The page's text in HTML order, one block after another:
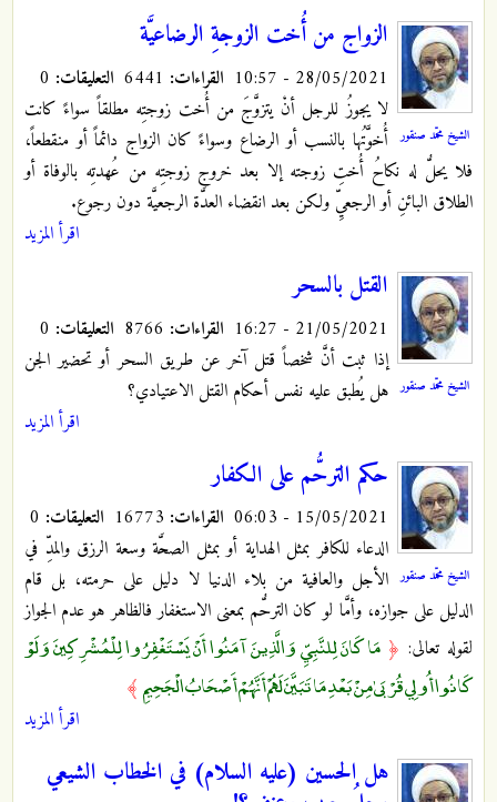
الشيخ محمّد صنقور
الزواج من أُخت الزوجةِ الرضاعيَّة
28/05/2021 - 10:57 القراءات: التعليقات:
لا يجوزُ للرجل أنْ يتزوَّجَ من أُخت زوجتِه مطلقاً سواءً كانت
أُخوَّتُها بالنسب أو الرضاع وسواءً كان الزواج دائماً أو منقطعاً،
فلا يحلُّ له نكاحُ أُختِ زوجته إلا بعد خروج زوجتِه من عُهدتِه بالوفاة أو
الطلاق البائنِ أو الرجعيِّ ولكن بعد انقضاء العدَّة الرجعيَّة دون رجوع.
اقرأ المزيد
الشيخ محمّد صنقور
القتل بالسحر
21/05/2021 - 16:27 القراءات: التعليقات:
إذا ثبت أنَّ شخصاً قتل آخر عن طريق السحر أو تحضير الجن
هل يُطبق عليه نفس أحكام القتل الاعتيادي؟
اقرأ المزيد
الشيخ محمّد صنقور
حكم الترحُّم على الكفار
15/05/2021 - 06:03 القراءات: التعليقات:
الدعاء للكافر بمثل الهداية أو بمثل الصحَّة وسعة الرزق والمدِّ في
الأجل والعافية من بلاء الدنيا لا دليل على حرمته، بل قام
الدليل على جوازه، وأمَّا لو كان الترحُّم بمعنى الاستغفار فالظاهر هو عدم الجواز
لقوله تعالى: ﴿مَا كَانَ لِلنَّبِيِّ وَالَّذِينَ آمَنُوا أَنْ يَسْتَغْفِرُوا لِلْمُشْرِكِينَ وَلَوْ
كَانُوا أُولِي قُرْبَىٰ مِنْ بَعْدِ مَا تَبَيَّنَ لَهُمْ أَنَّهُمْ أَصْحَابُ الْجَحِيمِ ﴾
اقرأ المزيد
هل الحسين (عليه السلام) في الخطاب الشيعي